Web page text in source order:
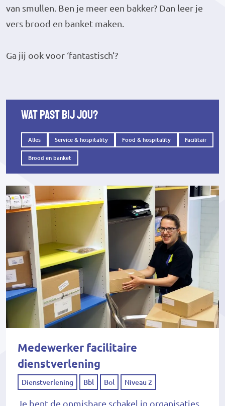
van smullen. Ben je meer een bakker? Dan leer je
vers brood en banket maken.
Ga jij ook voor ‘fantastisch’?
Wat past bij jou?
Alles Service & hospitality Food & hospitality Facilitair
Brood en banket
Medewerker facilitaire
dienstverlening
Dienstverlening Bbl Bol Niveau 2
Je bent de onmisbare schakel in organisaties.